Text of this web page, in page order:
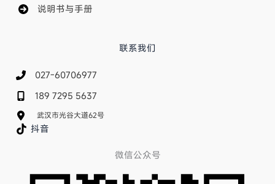
说明书与手册
联系我们
027-60706977
189 7295 5637
武汉市光谷大道62号
抖音
微信公众号